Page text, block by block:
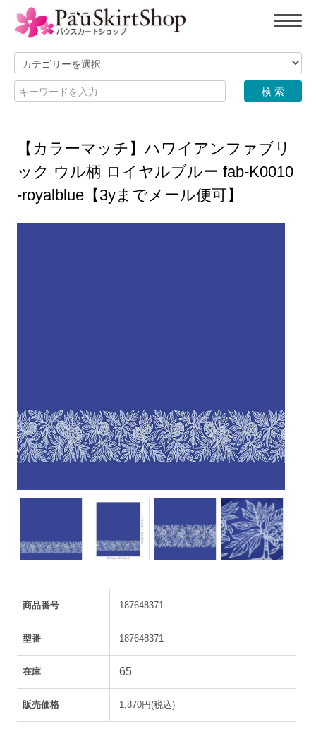
【カラーマッチ】ハワイアンファブリ
ック ウル柄 ロイヤルブルー fab-K0010
-royalblue【3yまでメール便可】
商品番号 187648371
型番 187648371
在庫 65
販売価格 1,870円(税込)